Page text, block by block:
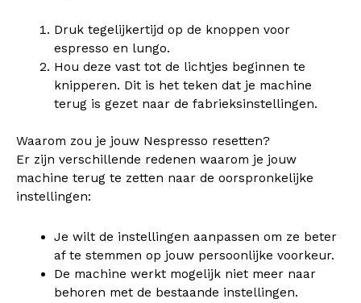
Druk tegelijkertijd op de knoppen voor
espresso en lungo.
Hou deze vast tot de lichtjes beginnen te
knipperen. Dit is het teken dat je machine
terug is gezet naar de fabrieksinstellingen.
Waarom zou je jouw Nespresso resetten?
Er zijn verschillende redenen waarom je jouw
machine terug te zetten naar de oorspronkelijke
instellingen:
Je wilt de instellingen aanpassen om ze beter
af te stemmen op jouw persoonlijke voorkeur.
De machine werkt mogelijk niet meer naar
behoren met de bestaande instellingen.